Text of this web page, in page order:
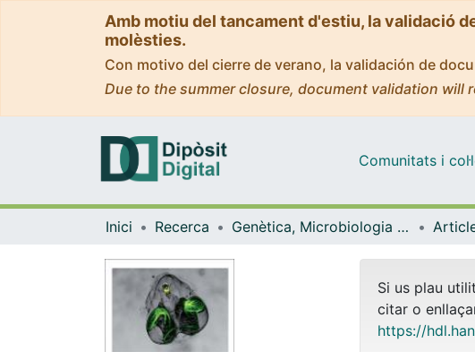
Amb motiu del tancament d'estiu, la validació
molèsties.
Con motivo del cierre de verano, la validación de
Due to the summer closure, document validation will
Comunitats i
Inici Recerca Genètica, Microbiologia i Estadística
Si us plau
citar o
https://